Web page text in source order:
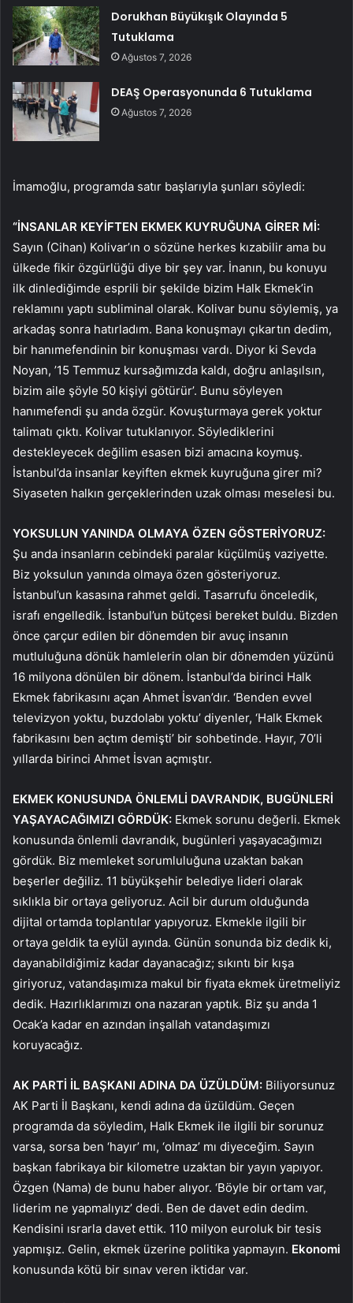
Dorukhan Büyükışık Olayında 5
Tutuklama
Ağustos 7, 2026
DEAŞ Operasyonunda 6 Tutuklama
Ağustos 7, 2026
İmamoğlu, programda satır başlarıyla şunları söyledi:
“İNSANLAR KEYİFTEN EKMEK KUYRUĞUNA GİRER Mİ:
Sayın (Cihan) Kolivar’ın o sözüne herkes kızabilir ama bu
ülkede fikir özgürlüğü diye bir şey var. İnanın, bu konuyu
ilk dinlediğimde esprili bir şekilde bizim Halk Ekmek’in
reklamını yaptı subliminal olarak. Kolivar bunu söylemiş, ya
arkadaş sonra hatırladım. Bana konuşmayı çıkartın dedim,
bir hanımefendinin bir konuşması vardı. Diyor ki Sevda
Noyan, ’15 Temmuz kursağımızda kaldı, doğru anlaşılsın,
bizim aile şöyle 50 kişiyi götürür’. Bunu söyleyen
hanımefendi şu anda özgür. Kovuşturmaya gerek yoktur
talimatı çıktı. Kolivar tutuklanıyor. Söylediklerini
destekleyecek değilim esasen bizi amacına koymuş.
İstanbul’da insanlar keyiften ekmek kuyruğuna girer mi?
Siyaseten halkın gerçeklerinden uzak olması meselesi bu.
YOKSULUN YANINDA OLMAYA ÖZEN GÖSTERİYORUZ:
Şu anda insanların cebindeki paralar küçülmüş vaziyette.
Biz yoksulun yanında olmaya özen gösteriyoruz.
İstanbul’un kasasına rahmet geldi. Tasarrufu önceledik,
israfı engelledik. İstanbul’un bütçesi bereket buldu. Bizden
önce çarçur edilen bir dönemden bir avuç insanın
mutluluğuna dönük hamlelerin olan bir dönemden yüzünü
16 milyona dönülen bir dönem. İstanbul’da birinci Halk
Ekmek fabrikasını açan Ahmet İsvan’dır. ‘Benden evvel
televizyon yoktu, buzdolabı yoktu’ diyenler, ‘Halk Ekmek
fabrikasını ben açtım demişti’ bir sohbetinde. Hayır, 70’li
yıllarda birinci Ahmet İsvan açmıştır.
EKMEK KONUSUNDA ÖNLEMLİ DAVRANDIK, BUGÜNLERİ
YAŞAYACAĞIMIZI GÖRDÜK: Ekmek sorunu değerli. Ekmek
konusunda önlemli davrandık, bugünleri yaşayacağımızı
gördük. Biz memleket sorumluluğuna uzaktan bakan
beşerler değiliz. 11 büyükşehir belediye lideri olarak
sıklıkla bir ortaya geliyoruz. Acil bir durum olduğunda
dijital ortamda toplantılar yapıyoruz. Ekmekle ilgili bir
ortaya geldik ta eylül ayında. Günün sonunda biz dedik ki,
dayanabildiğimiz kadar dayanacağız; sıkıntı bir kışa
giriyoruz, vatandaşımıza makul bir fiyata ekmek üretmeliyiz
dedik. Hazırlıklarımızı ona nazaran yaptık. Biz şu anda 1
Ocak’a kadar en azından inşallah vatandaşımızı
koruyacağız.
AK PARTİ İL BAŞKANI ADINA DA ÜZÜLDÜM: Biliyorsunuz
AK Parti İl Başkanı, kendi adına da üzüldüm. Geçen
programda da söyledim, Halk Ekmek ile ilgili bir sorunuz
varsa, sorsa ben ‘hayır’ mı, ‘olmaz’ mı diyeceğim. Sayın
başkan fabrikaya bir kilometre uzaktan bir yayın yapıyor.
Özgen (Nama) de bunu haber alıyor. ‘Böyle bir ortam var,
liderim ne yapmalıyız’ dedi. Ben de davet edin dedim.
Kendisini ısrarla davet ettik. 110 milyon euroluk bir tesis
yapmışız. Gelin, ekmek üzerine politika yapmayın. Ekonomi
konusunda kötü bir sınav veren iktidar var.